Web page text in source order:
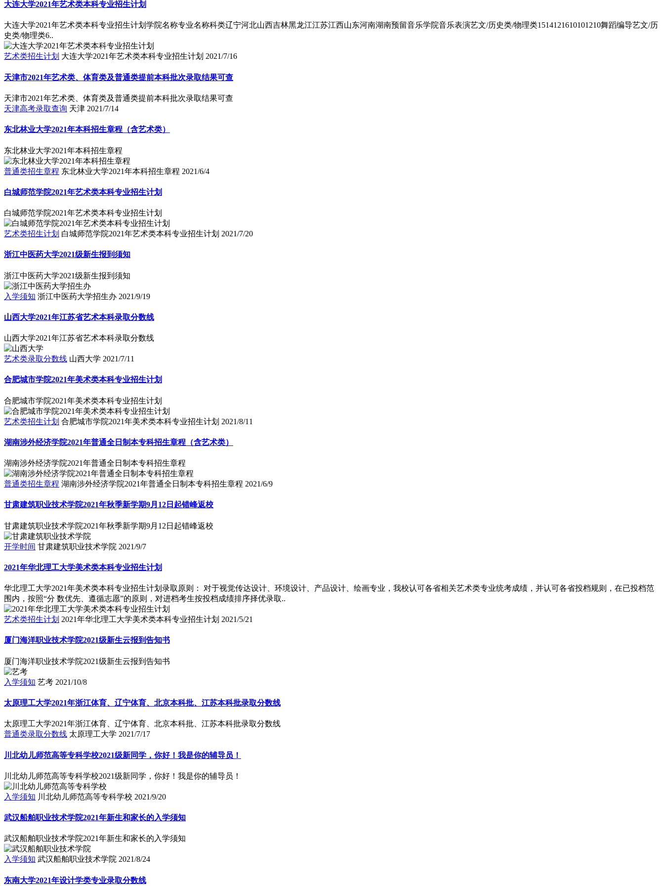
大连大学2021年艺术类本科专业招生计划
大连大学2021年艺术类本科专业招生计划学院名称专业名称科类辽宁河北山西吉林黑龙江江苏江西山东河南湖南预留音乐学院音乐表演艺文/历史类/物理类1514121610101210舞蹈编导艺文/历
史类/物理类6..
艺术类招生计划 大连大学2021年艺术类本科专业招生计划 2021/7/16
天津市2021年艺术类、体育类及普通类提前本科批次录取结果可查
天津市2021年艺术类、体育类及普通类提前本科批次录取结果可查
天津高考录取查询 天津 2021/7/14
东北林业大学2021年本科招生章程（含艺术类）
东北林业大学2021年本科招生章程
普通类招生章程 东北林业大学2021年本科招生章程 2021/6/4
白城师范学院2021年艺术类本科专业招生计划
白城师范学院2021年艺术类本科专业招生计划
艺术类招生计划 白城师范学院2021年艺术类本科专业招生计划 2021/7/20
浙江中医药大学2021级新生报到须知
浙江中医药大学2021级新生报到须知
入学须知 浙江中医药大学招生办 2021/9/19
山西大学2021年江苏省艺术本科录取分数线
山西大学2021年江苏省艺术本科录取分数线
艺术类录取分数线 山西大学 2021/7/11
合肥城市学院2021年美术类本科专业招生计划
合肥城市学院2021年美术类本科专业招生计划
艺术类招生计划 合肥城市学院2021年美术类本科专业招生计划 2021/8/11
湖南涉外经济学院2021年普通全日制本专科招生章程（含艺术类）
湖南涉外经济学院2021年普通全日制本专科招生章程
普通类招生章程 湖南涉外经济学院2021年普通全日制本专科招生章程 2021/6/9
甘肃建筑职业技术学院2021年秋季新学期9月12日起错峰返校
甘肃建筑职业技术学院2021年秋季新学期9月12日起错峰返校
开学时间 甘肃建筑职业技术学院 2021/9/7
2021年华北理工大学美术类本科专业招生计划
华北理工大学2021年美术类本科专业招生计划录取原则： 对于视觉传达设计、环境设计、产品设计、绘画专业，我校认可各省相关艺术类专业统考成绩，并认可各省投档规则，在已投档范
围内，按照“分 数优先、遵循志愿”的原则，对进档考生按投档成绩排序择优录取..
艺术类招生计划 2021年华北理工大学美术类本科专业招生计划 2021/5/21
厦门海洋职业技术学院2021级新生云报到告知书
厦门海洋职业技术学院2021级新生云报到告知书
入学须知 艺考 2021/10/8
太原理工大学2021年浙江体育、辽宁体育、北京本科批、江苏本科批录取分数线
太原理工大学2021年浙江体育、辽宁体育、北京本科批、江苏本科批录取分数线
普通类录取分数线 太原理工大学 2021/7/17
川北幼儿师范高等专科学校2021级新同学，你好！我是你的辅导员！
川北幼儿师范高等专科学校2021级新同学，你好！我是你的辅导员！
入学须知 川北幼儿师范高等专科学校 2021/9/20
武汉船舶职业技术学院2021年新生和家长的入学须知
武汉船舶职业技术学院2021年新生和家长的入学须知
入学须知 武汉船舶职业技术学院 2021/8/24
东南大学2021年设计学类专业录取分数线